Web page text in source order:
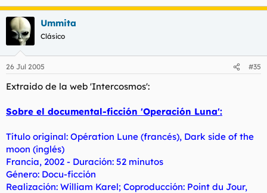
Eso sí hace tiempo que vi un video, posiblemente un fake de
un astronauta que pisaba la luna y de pronto se caía un foco,
(creo que llego a ser un anuncio de la coka cola).
A ver si alguien nos ilustra.
Ummita
Clásico
26 Jul 2005 #35
Extraido de la web 'Intercosmos':
Sobre el documental-ficción 'Operación Luna':
Título original: Opération Lune (francés), Dark side of the
moon (inglés)
Francia, 2002 - Duración: 52 minutos
Género: Docu-ficción
Realización: William Karel; Coproducción: Point du Jour,